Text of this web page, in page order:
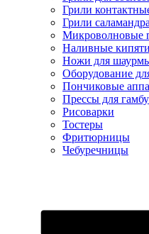
Грили
Грили саламандра
Микроволновые
Наливные
Ножи для
Оборудование
Пончиковые
Прессы для
Рисоварки
Тостеры
Фритюрницы
Чебуречницы